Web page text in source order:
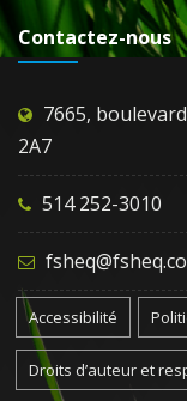
Contactez-nous
7665,
2A7
514 252-3010
Accessibilité
Droits d’auteur et